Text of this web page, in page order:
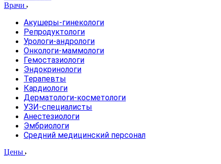
Врачи
Акушеры-гинекологи
Репродуктологи
Урологи-андрологи
Онкологи-маммологи
Гемостазиологи
Эндокринологи
Терапевты
Кардиологи
Дерматологи-косметологи
УЗИ-специалисты
Анестезиологи
Эмбриологи
Средний медицинский персонал
Цены